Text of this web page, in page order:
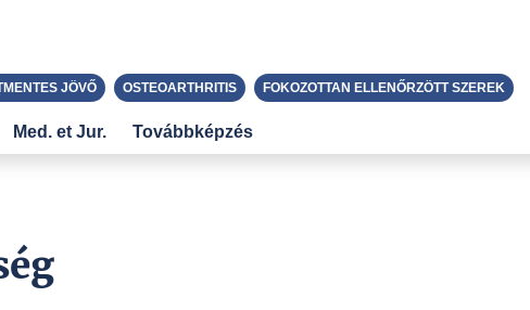
JÖVŐ OSTEOARTHRITIS FOKOZOTTAN ELLENŐRZÖTT SZEREK
Med. et Jur. Továbbképzés